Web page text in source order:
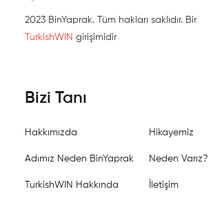
2023 BinYaprak. Tüm hakları saklıdır. Bir
TurkishWIN girişimidir
Bizi Tanı
Hakkımızda Hikayemiz
Adımız Neden BinYaprak Neden Varız?
TurkishWIN Hakkında İletişim